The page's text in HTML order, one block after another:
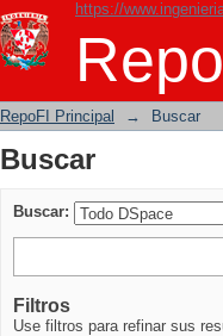
https://
Buscar
RepoFI Principal → Buscar
Buscar
Buscar:
Filtros
Use filtros para refinar sus